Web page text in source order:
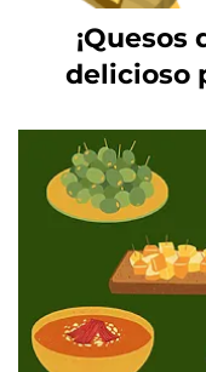
¡Quesos
delicioso